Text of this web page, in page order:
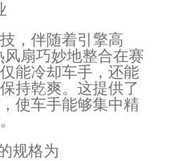
，伴随着引擎高
扇巧妙地整合在赛
能冷却车手，还能
持乾爽。这提供了
使车手能够集中精
规格为